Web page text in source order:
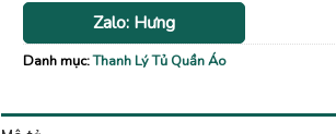
Zalo: Hưng
Danh mục:Thanh Lý Tủ Quần Áo